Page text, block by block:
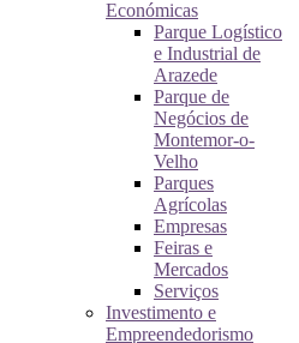
Económicas
Parque Logístico
e Industrial de
Arazede
Parque de
Negócios de
Montemor-o-
Velho
Parques
Agrícolas
Empresas
Feiras e
Mercados
Serviços
Investimento e
Empreendedorismo